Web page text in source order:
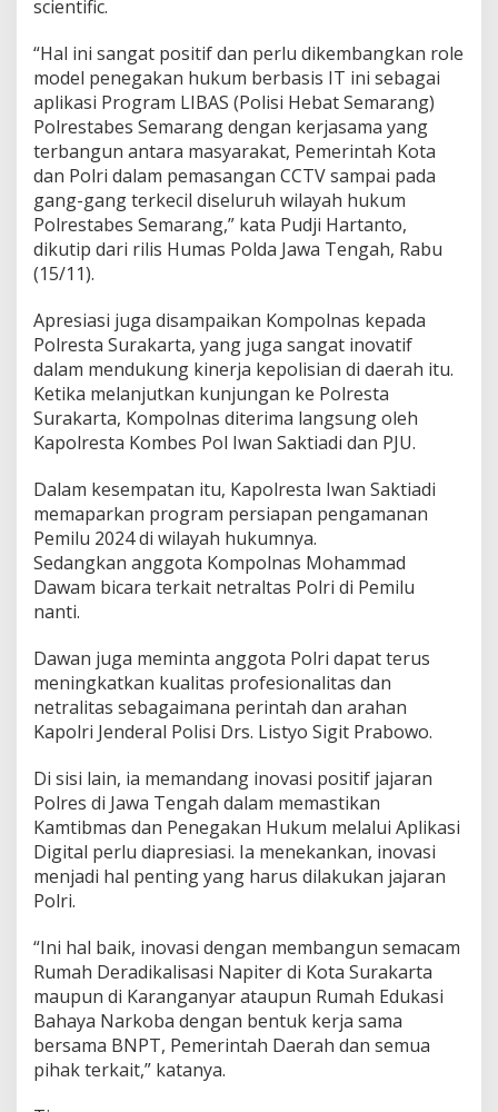
scientific.
“Hal ini sangat positif dan perlu dikembangkan role
model penegakan hukum berbasis IT ini sebagai
aplikasi Program LIBAS (Polisi Hebat Semarang)
Polrestabes Semarang dengan kerjasama yang
terbangun antara masyarakat, Pemerintah Kota
dan Polri dalam pemasangan CCTV sampai pada
gang-gang terkecil diseluruh wilayah hukum
Polrestabes Semarang,” kata Pudji Hartanto,
dikutip dari rilis Humas Polda Jawa Tengah, Rabu
(15/11).
Apresiasi juga disampaikan Kompolnas kepada
Polresta Surakarta, yang juga sangat inovatif
dalam mendukung kinerja kepolisian di daerah itu.
Ketika melanjutkan kunjungan ke Polresta
Surakarta, Kompolnas diterima langsung oleh
Kapolresta Kombes Pol Iwan Saktiadi dan PJU.
Dalam kesempatan itu, Kapolresta Iwan Saktiadi
memaparkan program persiapan pengamanan
Pemilu 2024 di wilayah hukumnya.
Sedangkan anggota Kompolnas Mohammad
Dawam bicara terkait netraltas Polri di Pemilu
nanti.
Dawan juga meminta anggota Polri dapat terus
meningkatkan kualitas profesionalitas dan
netralitas sebagaimana perintah dan arahan
Kapolri Jenderal Polisi Drs. Listyo Sigit Prabowo.
Di sisi lain, ia memandang inovasi positif jajaran
Polres di Jawa Tengah dalam memastikan
Kamtibmas dan Penegakan Hukum melalui Aplikasi
Digital perlu diapresiasi. Ia menekankan, inovasi
menjadi hal penting yang harus dilakukan jajaran
Polri.
“Ini hal baik, inovasi dengan membangun semacam
Rumah Deradikalisasi Napiter di Kota Surakarta
maupun di Karanganyar ataupun Rumah Edukasi
Bahaya Narkoba dengan bentuk kerja sama
bersama BNPT, Pemerintah Daerah dan semua
pihak terkait,” katanya.